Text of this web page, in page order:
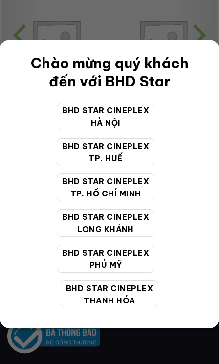
Chào mừng quý khách
đến với BHD Star
BHD STAR CINEPLEX
HÀ NỘI
BHD STAR CINEPLEX
TP. HUẾ
BHD STAR CINEPLEX
TP. HỒ CHÍ MINH
BHD STAR CINEPLEX
LONG KHÁNH
BHD STAR CINEPLEX
PHÚ MỸ
BHD STAR CINEPLEX
THANH HÓA
OL Special Combo1 Bap nam
CHƯA PHÂN LOẠI
OL Special Combo2 Bap nam
Ga Lac (Sweet)
181,000VNĐ